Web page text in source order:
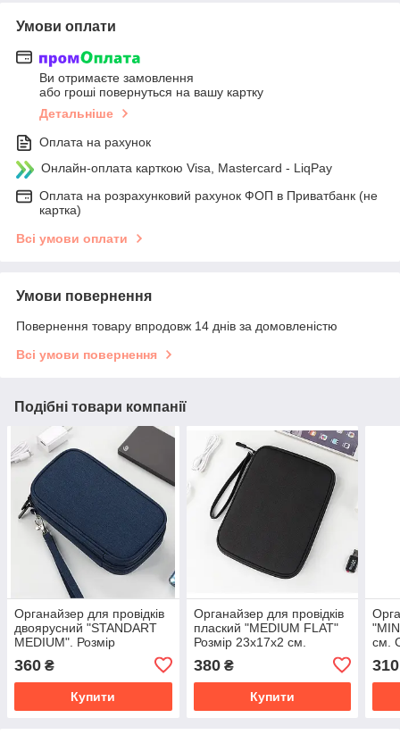
Умови оплати
Ви отримаєте замовлення
або гроші повернуться на вашу картку
Детальніше
Оплата на рахунок
Онлайн-оплата карткою Visa, Mastercard - LiqPay
Оплата на розрахунковий рахунок ФОП в Приватбанк (не
картка)
Всі умови оплати
Умови повернення
Повернення товару впродовж 14 днів за домовленістю
Всі умови повернення
Подібні товари компанії
Органайзер для провідків
двоярусний "STANDART
MEDIUM". Розмір
360 ₴
Купити
Органайзер для провідків
плаский "MEDIUM FLAT"
Розмір 23х17х2 см.
380₴
Купити
см.
310